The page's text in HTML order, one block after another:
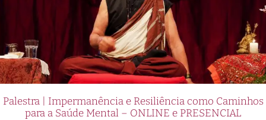
Palestra | Impermanência e Resiliência como Caminhos
para a Saúde Mental – ONLINE e PRESENCIAL